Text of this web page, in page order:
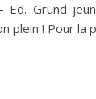
Ed. Gründ
plein ! Pour